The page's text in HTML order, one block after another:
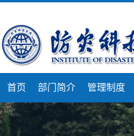
首页 部门简介 管理制度